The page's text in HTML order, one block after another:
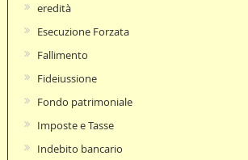
eredità
Esecuzione Forzata
Fallimento
Fideiussione
Fondo patrimoniale
Imposte e Tasse
Indebito bancario